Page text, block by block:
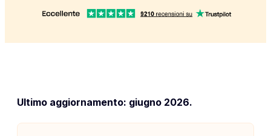
Ultimo aggiornamento: giugno 2026.